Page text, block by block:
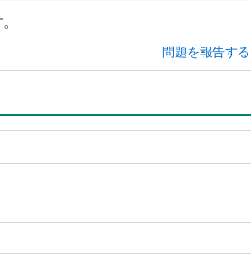
問題を報告する